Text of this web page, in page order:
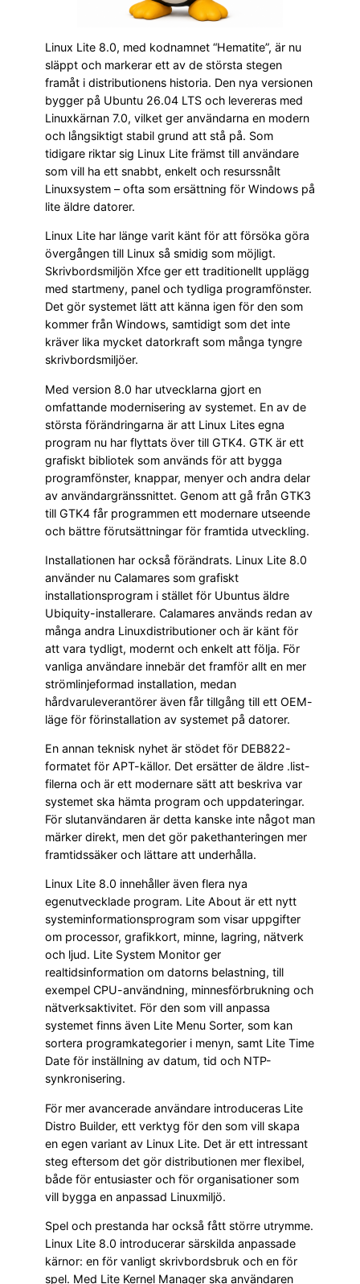
Linux Lite 8.0, med kodnamnet “Hematite”, är nu
släppt och markerar ett av de största stegen
framåt i distributionens historia. Den nya versionen
bygger på Ubuntu 26.04 LTS och levereras med
Linuxkärnan 7.0, vilket ger användarna en modern
och långsiktigt stabil grund att stå på. Som
tidigare riktar sig Linux Lite främst till användare
som vill ha ett snabbt, enkelt och resurssnålt
Linuxsystem – ofta som ersättning för Windows på
lite äldre datorer.
Linux Lite har länge varit känt för att försöka göra
övergången till Linux så smidig som möjligt.
Skrivbordsmiljön Xfce ger ett traditionellt upplägg
med startmeny, panel och tydliga programfönster.
Det gör systemet lätt att känna igen för den som
kommer från Windows, samtidigt som det inte
kräver lika mycket datorkraft som många tyngre
skrivbordsmiljöer.
Med version 8.0 har utvecklarna gjort en
omfattande modernisering av systemet. En av de
största förändringarna är att Linux Lites egna
program nu har flyttats över till GTK4. GTK är ett
grafiskt bibliotek som används för att bygga
programfönster, knappar, menyer och andra delar
av användargränssnittet. Genom att gå från GTK3
till GTK4 får programmen ett modernare utseende
och bättre förutsättningar för framtida utveckling.
Installationen har också förändrats. Linux Lite 8.0
använder nu Calamares som grafiskt
installationsprogram i stället för Ubuntus äldre
Ubiquity-installerare. Calamares används redan av
många andra Linuxdistributioner och är känt för
att vara tydligt, modernt och enkelt att följa. För
vanliga användare innebär det framför allt en mer
strömlinjeformad installation, medan
hårdvaruleverantörer även får tillgång till ett OEM-
läge för förinstallation av systemet på datorer.
En annan teknisk nyhet är stödet för DEB822-
formatet för APT-källor. Det ersätter de äldre .list-
filerna och är ett modernare sätt att beskriva var
systemet ska hämta program och uppdateringar.
För slutanvändaren är detta kanske inte något man
märker direkt, men det gör pakethanteringen mer
framtidssäker och lättare att underhålla.
Linux Lite 8.0 innehåller även flera nya
egenutvecklade program. Lite About är ett nytt
systeminformationsprogram som visar uppgifter
om processor, grafikkort, minne, lagring, nätverk
och ljud. Lite System Monitor ger
realtidsinformation om datorns belastning, till
exempel CPU-användning, minnesförbrukning och
nätverksaktivitet. För den som vill anpassa
systemet finns även Lite Menu Sorter, som kan
sortera programkategorier i menyn, samt Lite Time
Date för inställning av datum, tid och NTP-
synkronisering.
För mer avancerade användare introduceras Lite
Distro Builder, ett verktyg för den som vill skapa
en egen variant av Linux Lite. Det är ett intressant
steg eftersom det gör distributionen mer flexibel,
både för entusiaster och för organisationer som
vill bygga en anpassad Linuxmiljö.
Spel och prestanda har också fått större utrymme.
Linux Lite 8.0 introducerar särskilda anpassade
kärnor: en för vanligt skrivbordsbruk och en för
spel. Med Lite Kernel Manager ska användaren